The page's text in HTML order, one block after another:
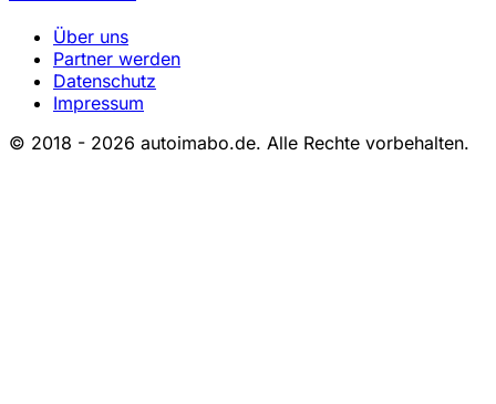
Über uns
Partner werden
Datenschutz
Impressum
© 2018 - 2026 autoimabo.de. Alle Rechte vorbehalten.